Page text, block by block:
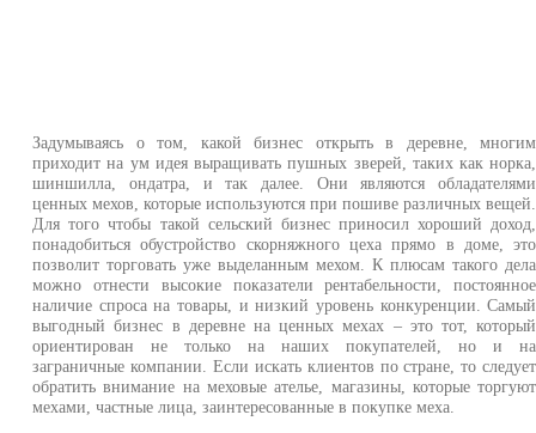
Задумываясь о том, какой бизнес открыть в деревне, многим
приходит на ум идея выращивать пушных зверей, таких как норка,
шиншилла, ондатра, и так далее. Они являются обладателями
ценных мехов, которые используются при пошиве различных вещей.
Для того чтобы такой сельский бизнес приносил хороший доход,
понадобиться обустройство скорняжного цеха прямо в доме, это
позволит торговать уже выделанным мехом. К плюсам такого дела
можно отнести высокие показатели рентабельности, постоянное
наличие спроса на товары, и низкий уровень конкуренции. Самый
выгодный бизнес в деревне на ценных мехах – это тот, который
ориентирован не только на наших покупателей, но и на
заграничные компании. Если искать клиентов по стране, то следует
обратить внимание на меховые ателье, магазины, которые торгуют
мехами, частные лица, заинтересованные в покупке меха.